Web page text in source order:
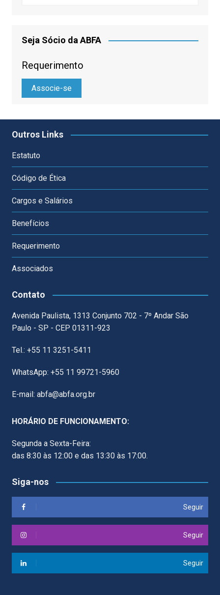
Seja Sócio da ABFA
Requerimento
Associe-se
Outros Links
Estatuto
Código de Ética
Cargos e Salários
Benefícios
Requerimento
Associados
Contato
Avenida Paulista, 1313 Conjunto 702 - 7º Andar São
Paulo - SP - CEP 01311-923
Tel.: +55 11 3251-5411
WhatsApp: +55 11 99721-5960
E-mail: abfa@abfa.org.br
HORÁRIO DE FUNCIONAMENTO:
Segunda a Sexta-Feira:
das 8:30 às 12:00 e das 13:30 às 17:00.
Siga-nos
Seguir
Seguir
Seguir